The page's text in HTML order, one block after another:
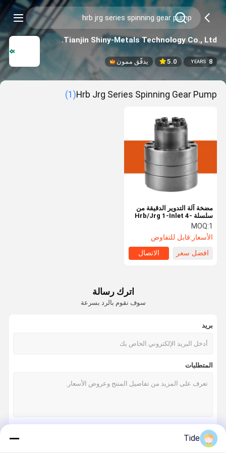
Tianjin Shiny-Metals Technology Co., Ltd.
8
YEARS
5.0 يدقّق ممون
Hrb Jrg Series Spinning Gear Pump
(1)
مضخة آلة التدوير الدقيقة من
سلسلة Hrb/Jrg 1-Inlet 4-
Outlet لخيط البوليستر
MOQ:1
الأسعار:قابل للتفاوض
افضل سعر
الاتصال
اترك رسالة
سوف نقوم بالرد بسرعة
بريد
المتطلبات
Tide